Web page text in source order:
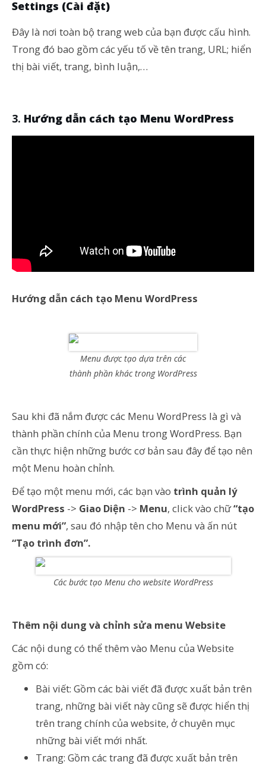
Settings (Cài đặt)
Đây là nơi toàn bộ trang web của bạn được cấu hình.
Trong đó bao gồm các yếu tố về tên trang, URL; hiển
thị bài viết, trang, bình luận,…
Hướng dẫn cách tạo Menu WordPress
Hướng dẫn cách tạo Menu WordPress
Menu được tạo dựa trên các
thành phần khác trong WordPress
Sau khi đã nắm được các Menu WordPress là gì và
thành phần chính của Menu trong WordPress. Bạn
cần thực hiện những bước cơ bản sau đây để tạo nên
một Menu hoàn chỉnh.
Để tạo một menu mới, các bạn vào trình quản lý
WordPress -> Giao Diện -> Menu, click vào chữ“tạo
menu mới”, sau đó nhập tên cho Menu và ấn nút
“Tạo trình đơn”.
Các bước tạo Menu cho website WordPress
Thêm nội dung và chỉnh sửa menu Website
Các nội dung có thể thêm vào Menu của Website
gồm có:
Bài viết: Gồm các bài viết đã được xuất bản trên
trang, những bài viết này cũng sẽ được hiển thị
trên trang chính của website, ở chuyên mục
những bài viết mới nhất.
Trang: Gồm các trang đã được xuất bản trên